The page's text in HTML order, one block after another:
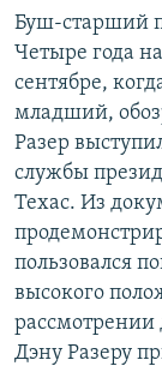
Буш-старший
Четыре года
сентябре,
младший,
Разер
службы
Техас. Из
пользовался
высокого
рассмотрении
Дэну Разеру